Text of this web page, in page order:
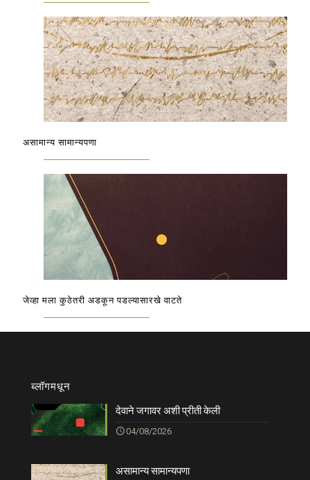
असामान्य सामान्यपणा
जेव्हा मला कुठेतरी अडकून पडल्यासारखे वाटते
ब्लॉगमधून
देवाने जगावर अशी प्रीती केली
04/08/2026
असामान्य सामान्यपणा